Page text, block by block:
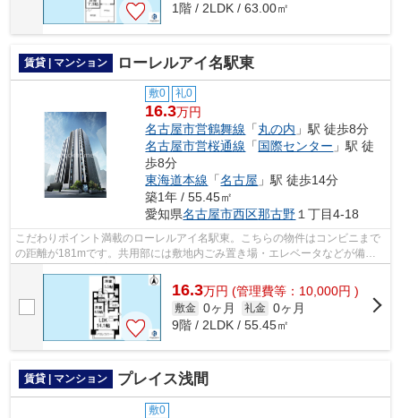
1階 / 2LDK / 63.00㎡
賃貸 | マンション ローレルアイ名駅東
敷0 礼0
16.3万円
名古屋市営鶴舞線 「丸の内 」駅 徒歩8分
名古屋市営桜通線 「国際センター 」駅 徒
歩8分
東海道本線 「名古屋 」駅 徒歩14分
築1年 / 55.45㎡
愛知県名古屋市西区那古野１丁目4-18
こだわりポイント満載のローレルアイ名駅東。こちらの物件はコンビニまで
の距離が181mです。共用部には敷地内ごみ置き場・エレベータなどが備わ
16.3万円 (管理費等：10,000円 )
敷金 0ヶ月 礼金 0ヶ月
9階 / 2LDK / 55.45㎡
賃貸 | マンション プレイス浅間
敷0